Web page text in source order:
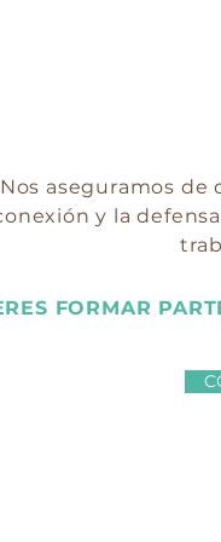
Nos aseguramos de
y la
FORMAR